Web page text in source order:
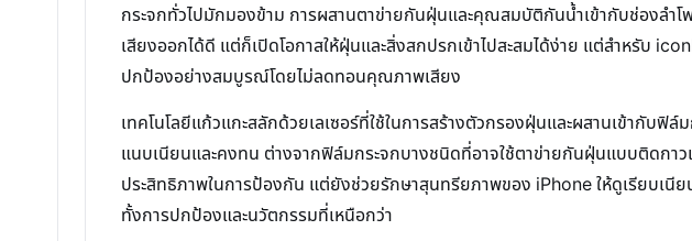
กระจกทั่วไปมักมองข้าม การผสานตาข่ายกันฝุ่นและคุณสมบัติกันน้ำเข้ากับช่องลำ
เสียงออกได้ดี แต่ก็เปิดโอกาสให้ฝุ่นและสิ่งสกปรกเข้าไปสะสมได้ง่าย แต่สำหรับ
ปกป้องอย่างสมบูรณ์โดยไม่ลดทอนคุณภาพเสียง
เทคโนโลยีแก้วแกะสลักด้วยเลเซอร์ที่ใช้ในการสร้างตัวกรองฝุ่นและผสานเข้ากับ
แนบเนียนและคงทน ต่างจากฟิล์มกระจกบางชนิดที่อาจใช้ตาข่ายกันฝุ่นแบบติดก
ประสิทธิภาพในการป้องกัน แต่ยังช่วยรักษาสุนทรียภาพของ iPhone ให้ดูเรียบเ
ทั้งการปกป้องและนวัตกรรมที่เหนือกว่า